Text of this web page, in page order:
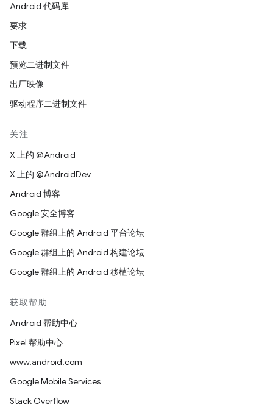
Android 代码库
要求
下载
预览二进制文件
出厂映像
驱动程序二进制文件
关注
X 上的 @Android
X 上的 @AndroidDev
Android 博客
Google 安全博客
Google 群组上的 Android 平台论坛
Google 群组上的 Android 构建论坛
Google 群组上的 Android 移植论坛
获取帮助
Android 帮助中心
Pixel 帮助中心
www.android.com
Google Mobile Services
Stack Overflow